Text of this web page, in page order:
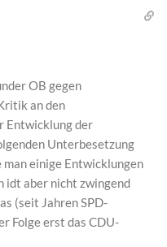
OB gegen
an den
Entwicklung der
Unterbesetzung
einige Entwicklungen
idt aber nicht zwingend
(seit Jahren SPD-
Folge erst das CDU-